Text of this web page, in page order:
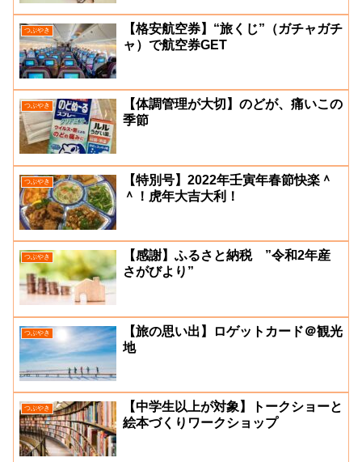
つぶやき
【格安航空券】“旅くじ”（ガチャガチ
ャ）で航空券GET
つぶやき
【体調管理が大切】のどが、痛いこの
季節
つぶやき
【特別号】2022年壬寅年春節快楽＾
＾！虎年大吉大利！
つぶやき
【感謝】ふるさと納税 ”令和2年産
さがびより”
つぶやき
【旅の思い出】ロゲットカード＠観光
地
つぶやき
【中学生以上が対象】トークショーと
絵本づくりワークショップ